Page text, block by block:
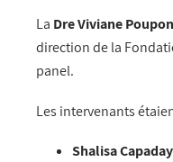
La Dre Viviane Poupon
direction de la
panel.
Les intervenants
Shalisa Capaday